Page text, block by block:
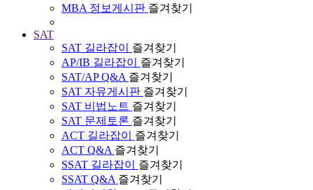
MBA 정보게시판 즐겨찾기
SAT
SAT 길라잡이
즐겨찾기
AP/IB 길라잡이
즐겨찾기
SAT/AP Q&A 즐겨찾기
SAT 자유게시판 즐겨찾기
SAT 비법노트 즐겨찾기
SAT 문제토론 즐겨찾기
ACT 길라잡이
즐겨찾기
ACT Q&A 즐겨찾기
SSAT 길라잡이
즐겨찾기
SSAT Q&A 즐겨찾기